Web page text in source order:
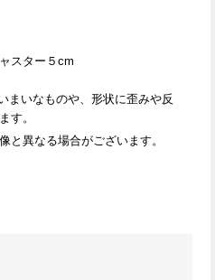
スター５cm
まいなものや、形状に歪みや反
す。
と異なる場合がございます。